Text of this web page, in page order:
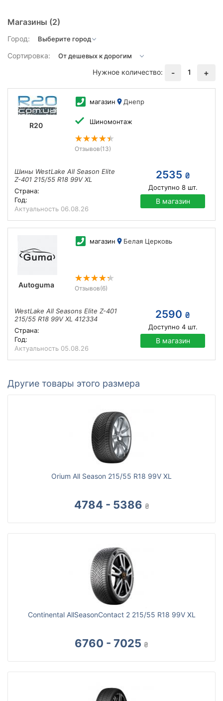
Магазины (2)
Город:
Сортировка:
Нужное количество:
- 1 +
R20
магазин Днепр
Шиномонтаж
Отзывов(13)
Шины WestLake All Season Elite
Z-401 215/55 R18 99V XL
Страна:
Год:
Актуальность 06.08.26
2535 ₴
Доступно 8шт.
В магазин
Autoguma
магазин Белая Церковь
Отзывов(6)
WestLake All Seasons Elite Z-401
215/55 R18 99V XL 412334
Страна:
Год:
Актуальность 05.08.26
2590 ₴
Доступно 4шт.
В магазин
Другие товары этого размера
Orium All Season 215/55 R18 99V XL
4784 - 5386 ₴
Continental AllSeasonContact 2 215/55 R18 99V XL
6760 - 7025 ₴